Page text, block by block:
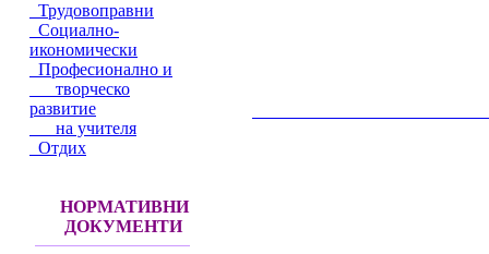
Трудовоправни
Социално-
икономически
Професионално и
творческо
развитие
на учителя
Отдих
НОРМАТИВНИ
ДОКУМЕНТИ